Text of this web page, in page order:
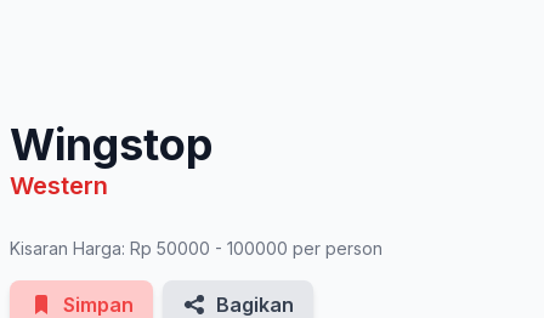
Wingstop
Western
Kisaran Harga: Rp 50000 - 100000 per person
Simpan Bagikan